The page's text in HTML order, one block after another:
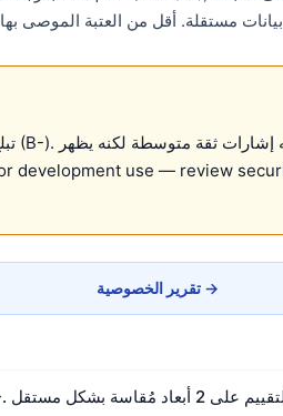
بيانات مستقلة. أقل من العتبة الموصى بها 70. الأمان: 70/100. الشعبية: 100/100. البيانات مصدرها
تقرير الخصوصية →